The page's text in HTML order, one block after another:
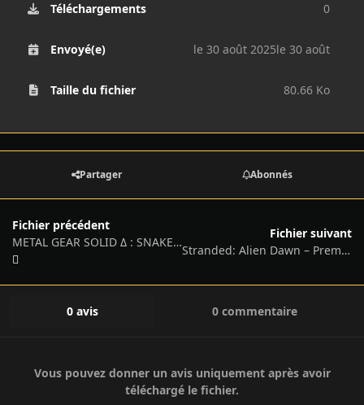
Téléchargements 0
Envoyé(e) le 30 août 2025le 30 août
Taille du fichier 80.66 Ko
Partager Abonnés
Fichier précédent
METAL GEAR SOLID Δ : SNAKE EATER – Digital Deluxe Edition, v1.1.1 + Sneaking DLC Pack
Fichier suivant
Stranded: Alien Dawn – Premium Edition, v1.23.250612 (Denuvoless) + 3 DLCs/Bonuses
0 avis 0 commentaire
Vous pouvez donner un avis uniquement après avoir
téléchargé le fichier.